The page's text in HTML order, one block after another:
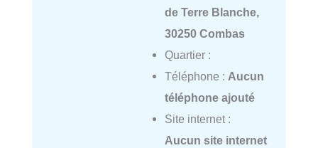
de Terre Blanche,
30250 Combas
Quartier :
Téléphone : Aucun
téléphone ajouté
Site internet :
Aucun site internet